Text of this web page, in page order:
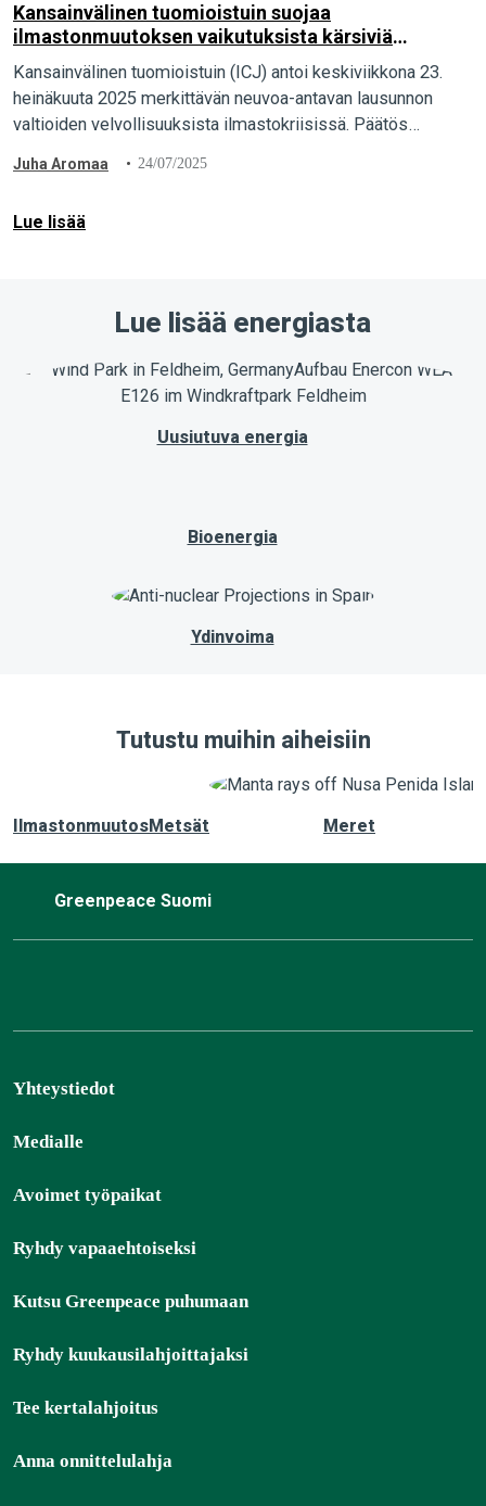
Kansainvälinen tuomioistuin suojaa
ilmastonmuutoksen vaikutuksista kärsiviä
yhteisöjä
Kansainvälinen tuomioistuin (ICJ) antoi keskiviikkona 23.
heinäkuuta 2025 merkittävän neuvoa-antavan lausunnon
valtioiden velvollisuuksista ilmastokriisissä. Päätös
velvollisuuksia
Juha Aromaa 24/07/2025
Lue lisää
Lue lisää energiasta
Uusiutuva energia
Bioenergia
Ydinvoima
Tutustu muihin aiheisiin
IlmastonmuutosMetsät Meret
Greenpeace Suomi
Yhteystiedot
Medialle
Avoimet työpaikat
Ryhdy vapaaehtoiseksi
Kutsu Greenpeace puhumaan
Ryhdy kuukausilahjoittajaksi
Tee kertalahjoitus
Anna onnittelulahja